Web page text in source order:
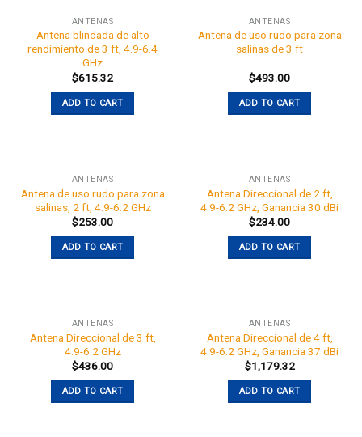
ANTENAS
Antena blindada de alto
rendimiento de 3 ft, 4.9-6.4
GHz
$615.32
ADD TO CART
ANTENAS
Antena de uso rudo para zona
salinas de 3 ft
$493.00
ADD TO CART
ANTENAS
Antena de uso rudo para zona
salinas, 2 ft, 4.9-6.2 GHz
$253.00
ADD TO CART
ANTENAS
Antena Direccional de 2 ft,
4.9-6.2 GHz, Ganancia 30 dBi
$234.00
ADD TO CART
ANTENAS
Antena Direccional de 3 ft,
4.9-6.2 GHz
$436.00
ADD TO CART
ANTENAS
Antena Direccional de 4 ft,
4.9-6.2 GHz, Ganancia 37 dBi
$1,179.32
ADD TO CART